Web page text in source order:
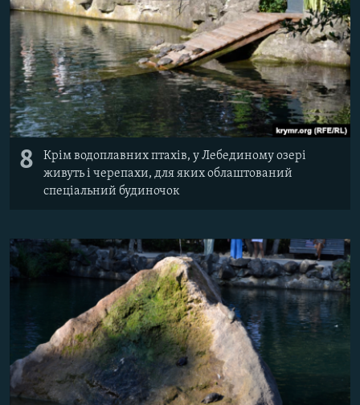
8
Крім водоплавних птахів, у Лебединому озері
живуть і черепахи, для яких облаштований
спеціальний будиночок